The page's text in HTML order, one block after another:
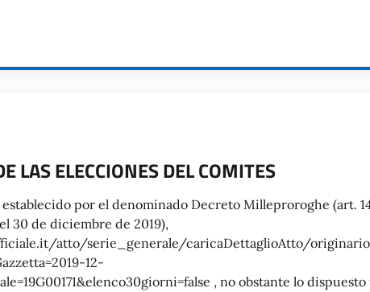
LAS ELECCIONES DEL COMITES
por el denominado Decreto Milleproroghe (art.
30 de diciembre de 2019),
atto/serie_generale/caricaDettaglioAtto/
12-
, no obstante lo